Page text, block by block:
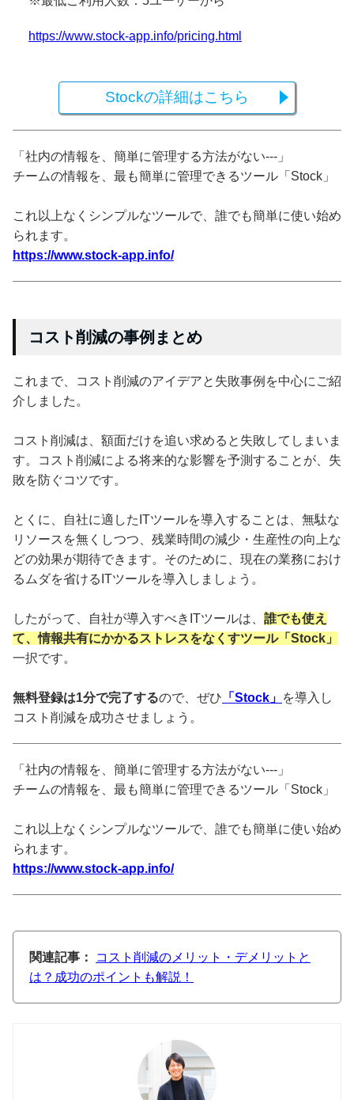
https://www.stock-app.info/pricing.html
Stockの詳細はこちら
「社内の情報を、簡単に管理する方法がない---」
チームの情報を、最も簡単に管理できるツール「Stock」
これ以上なくシンプルなツールで、誰でも簡単に使い始め
られます。
https://www.stock-app.info/
コスト削減の事例まとめ
これまで、コスト削減のアイデアと失敗事例を中心にご紹
介しました。
コスト削減は、額面だけを追い求めると失敗してしまいま
す。コスト削減による将来的な影響を予測することが、失
敗を防ぐコツです。
とくに、自社に適したITツールを導入することは、無駄な
リソースを無くしつつ、残業時間の減少・生産性の向上な
どの効果が期待できます。そのために、現在の業務におけ
るムダを省けるITツールを導入しましょう。
したがって、自社が導入すべきITツールは、 誰でも使え
て、情報共有にかかるストレスをなくすツール「Stock」
一択です。
無料登録は1分で完了するので、ぜひ 「Stock」 を導入し
コスト削減を成功させましょう。
「社内の情報を、簡単に管理する方法がない---」
チームの情報を、最も簡単に管理できるツール「Stock」
これ以上なくシンプルなツールで、誰でも簡単に使い始め
られます。
https://www.stock-app.info/
関連記事：
コスト削減のメリット・デメリットと
は？成功のポイントも解説！